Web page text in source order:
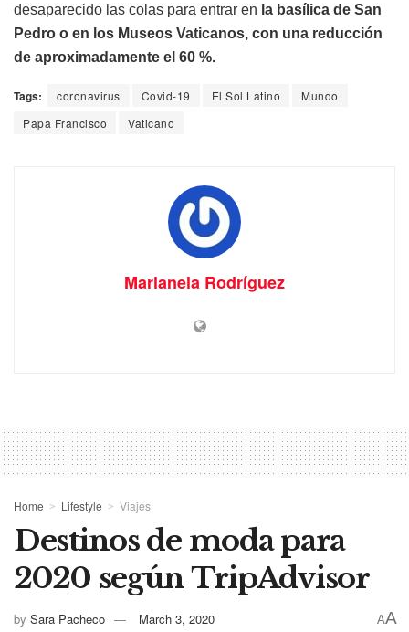
desaparecido las colas para entrar en la basílica de San
Pedro o en los Museos Vaticanos, con una reducción
de aproximadamente el 60 %.
Tags: coronavirus Covid-19 El Sol Latino
Mundo
Papa Francisco
Vaticano
Marianela Rodríguez
Home Lifestyle Viajes
Destinos de moda para
2020 según TripAdvisor
by Sara Pacheco March 3, 2020 AA